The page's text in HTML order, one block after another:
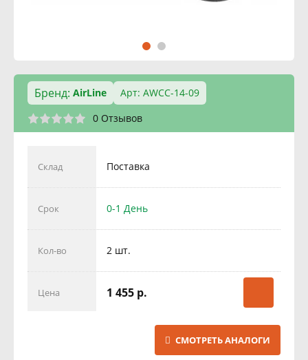
Бренд: AirLine
Арт: AWCC-14-09
0 Отзывов
Склад Поставка
Срок 0-1 День
Кол-во 2 шт.
Цена 1 455 р.
СМОТРЕТЬ АНАЛОГИ